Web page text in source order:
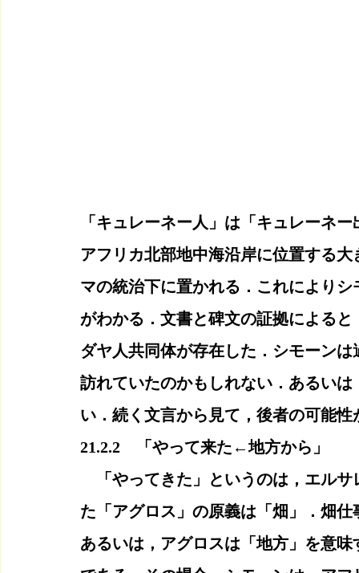
「キュレーネー人」は「キュレーネ
アフリカ北部地中海沿岸に位置する
マの統治下に置かれる．これにより
がわかる．文書と碑文の証拠による
ダヤ人共同体が存在した．シモーン
訪れていたのかもしれない．あるい
い．続く文言から見て，後者の可能性
21.2.2　「やって来た←地方から」
「やってきた」というのは，エルサ
た「アグロス」の原義は「畑」．畑
あるいは，アグロスは「地方」を意